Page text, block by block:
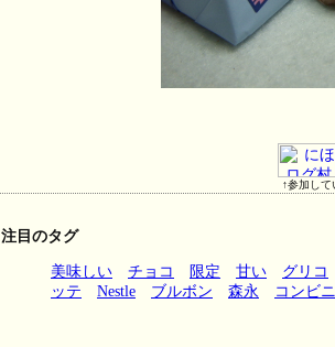
↑参加して
注目のタグ
美味しい チョコ 限定 甘い
グリコ
ッテ
Nestle ブルボン 森永 コンビニ